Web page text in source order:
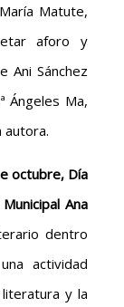
Matute,
aforo y
Ani Sánchez
Ángeles Ma,
autora.
octubre, Día
Ana
dentro
actividad
y la